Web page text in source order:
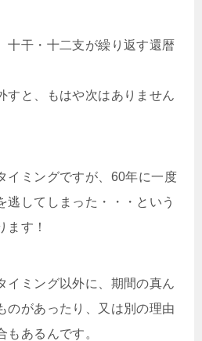
十干・十二支が繰り返す還暦
すと、もはや次はありません
イミングですが、60年に一度
逃してしまった・・・という
ます！
イミング以外に、期間の真ん
のがあったり、又は別の理由
もあるんです。